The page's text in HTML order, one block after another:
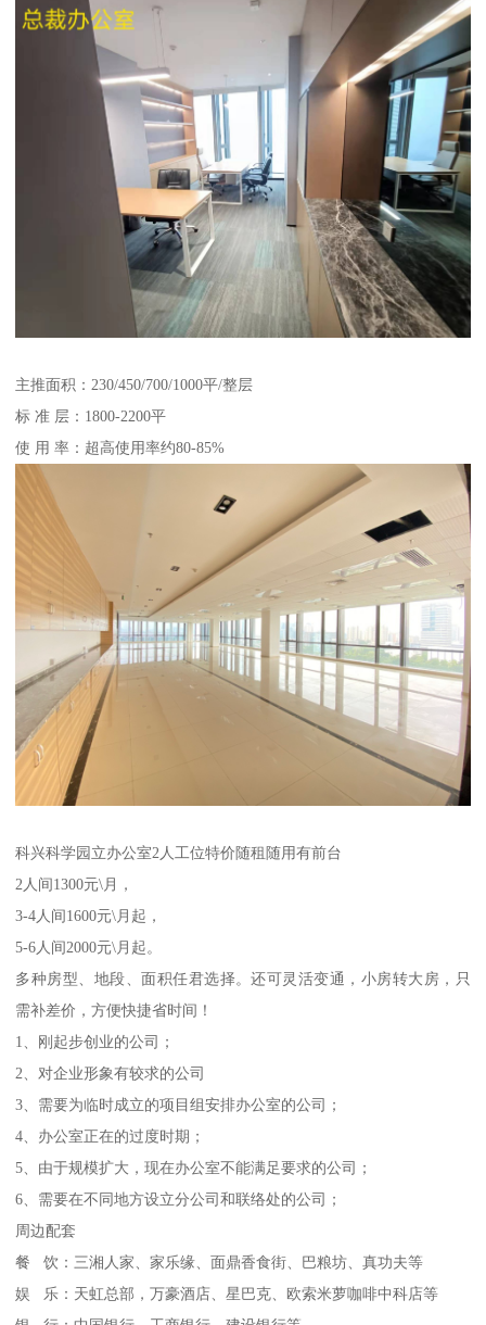
主推面积：230/450/700/1000平/整层
标 准 层：1800-2200平
使 用 率：超高使用率约80-85%
科兴科学园立办公室2人工位特价随租随用有前台
2人间1300元\月，
3-4人间1600元\月起，
5-6人间2000元\月起。
多种房型、地段、面积任君选择。还可灵活变通，小房转大房，只
需补差价，方便快捷省时间！
1、刚起步创业的公司；
2、对企业形象有较求的公司
3、需要为临时成立的项目组安排办公室的公司；
4、办公室正在的过度时期；
5、由于规模扩大，现在办公室不能满足要求的公司；
6、需要在不同地方设立分公司和联络处的公司；
周边配套
餐 饮：三湘人家、家乐缘、面鼎香食街、巴粮坊、真功夫等
娱 乐：天虹总部，万豪酒店、星巴克、欧索米萝咖啡中科店等